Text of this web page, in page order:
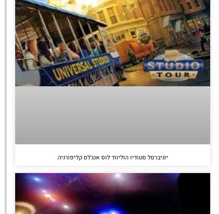
יוניברסל סטודיו הוליווד לוס אנג'לס קליפורניה